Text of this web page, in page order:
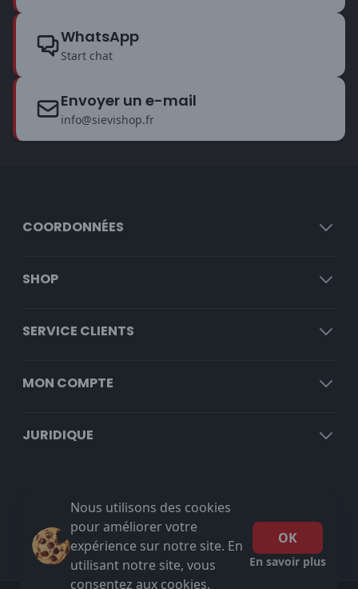
Nous utilisons des cookies
pour améliorer votre
expérience sur notre site. En
utilisant notre site, vous
consentez aux cookies.
OK
En savoir plus
WhatsApp
Start chat
Envoyer un e-mail
info@sievishop.fr
COORDONNÉES
SHOP
SERVICE CLIENTS
MON COMPTE
JURIDIQUE
Livraison gratuite à partir de €100 HT!